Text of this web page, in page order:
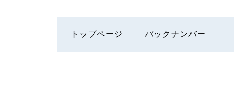
トップページ バックナンバー